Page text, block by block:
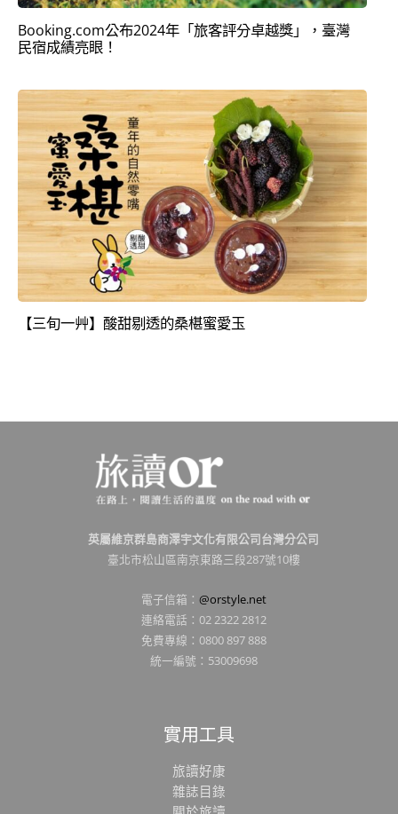
Booking.com公布2024年「旅客評分卓越獎」，臺灣
民宿成績亮眼！
【三旬一艸】酸甜剔透的桑椹蜜愛玉
英屬維京群島商澤宇文化有限公司台灣分公司
臺北市松山區南京東路三段287號10樓
電子信箱： @orstyle.net
連絡電話：02 2322 2812
免費專線：0800 897 888
統一編號：53009698
實用工具
旅讀好康
雜誌目錄